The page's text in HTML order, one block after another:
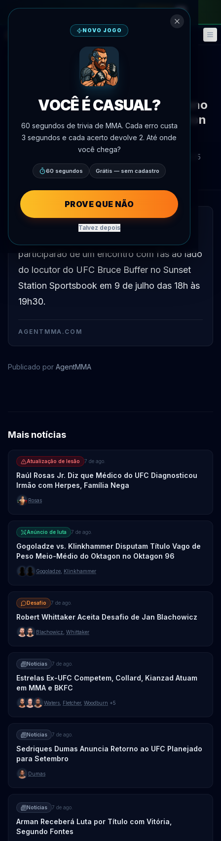
🎮 Fantasy Eventos
Mídia
Justin Gaethje e Brandon Moreno
encontram fãs no Sunset Station
em 9 de julho
, 13:25
AgentMMA.com
LEITURA RÁPIDA
participarão de um encontro com fãs ao lado
do locutor do UFC Bruce Buffer no Sunset
Station Sportsbook em 9 de julho das 18h às
19h30.
AGENTMMA.COM
Publicado por AgentMMA
Mais notícias
Atualização de lesão 7 de ago.
Raúl Rosas Jr. Diz que Médico do UFC Diagnosticou
Irmão com Herpes, Família Nega
Rosas
Anúncio de luta 7 de ago.
Gogoladze vs. Klinkhammer Disputam Título Vago de
Peso Meio-Médio do Oktagon no Oktagon 96
Gogoladze Klinkhammer
Desafio 7 de ago.
Robert Whittaker Aceita Desafio de Jan Blachowicz
Blachowicz Whittaker
Notícias 7 de ago.
Estrelas Ex-UFC Competem, Collard, Kianzad Atuam
em MMA e BKFC
Waters Fletcher, Woodburn +5
Notícias 7 de ago.
Sedriques Dumas Anuncia Retorno ao UFC Planejado
para Setembro
Dumas
Notícias 7 de ago.
Arman Receberá Luta por Título com Vitória,
Segundo Fontes
NOVO JOGO
VOCÊ É CASUAL?
60 segundos de trivia de MMA. Cada erro custa
3 segundos e cada acerto devolve 2. Até onde
você chega?
60 segundos Grátis — sem cadastro
PROVE QUE NÃO
Talvez depois